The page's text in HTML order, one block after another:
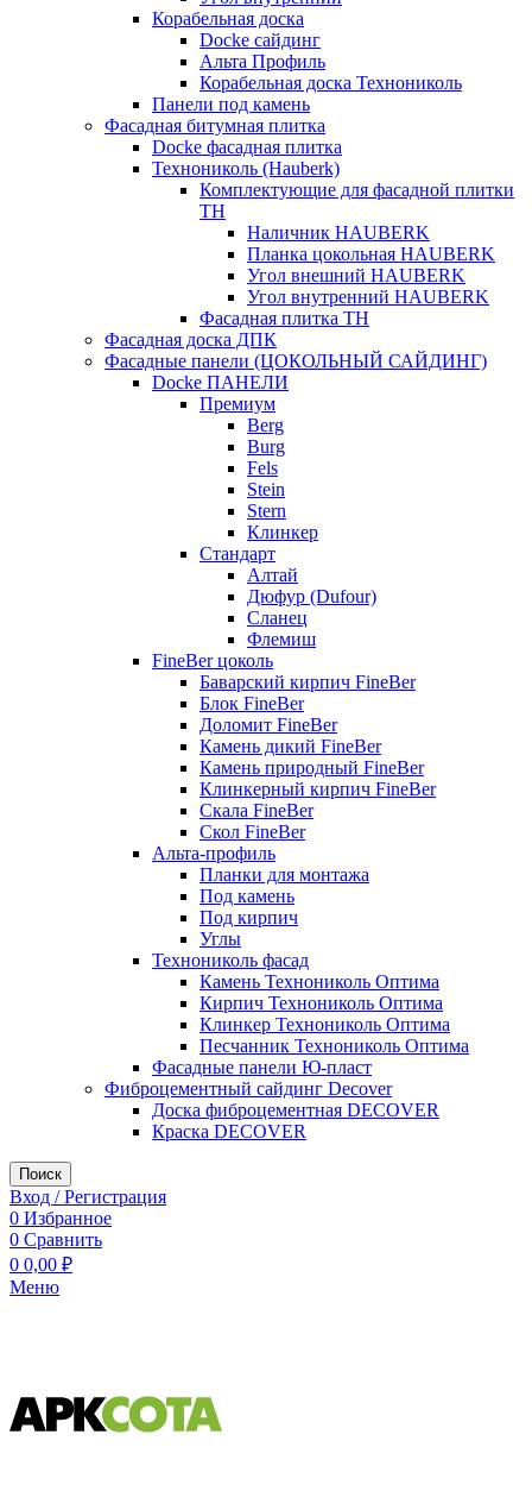
Корабельная доска
Docke сайдинг
Альта Профиль
Корабельная доска Технониколь
Панели под камень
Фасадная битумная плитка
Docke фасадная плитка
Технониколь (Hauberk)
Комплектующие для фасадной плитки
ТН
Наличник HAUBERK
Планка цокольная HAUBERK
Угол внешний HAUBERK
Угол внутренний HAUBERK
Фасадная плитка ТН
Фасадная доска ДПК
Фасадные панели (ЦОКОЛЬНЫЙ САЙДИНГ)
Docke ПАНЕЛИ
Премиум
Berg
Burg
Fels
Stein
Stern
Клинкер
Стандарт
Алтай
Дюфур (Dufour)
Сланец
Флемиш
FineBer цоколь
Баварский кирпич FineBer
Блок FineBer
Доломит FineBer
Камень дикий FineBer
Камень природный FineBer
Клинкерный кирпич FineBer
Скала FineBer
Скол FineBer
Альта-профиль
Планки для монтажа
Под камень
Под кирпич
Углы
Технониколь фасад
Камень Технониколь Оптима
Кирпич Технониколь Оптима
Клинкер Технониколь Оптима
Песчанник Технониколь Оптима
Фасадные панели Ю-пласт
Фиброцементный сайдинг Decover
Доска фиброцементная DECOVER
Краска DECOVER
Поиск
Вход / Регистрация
0 Избранное
0 Сравнить
0 0,00 ₽
Меню